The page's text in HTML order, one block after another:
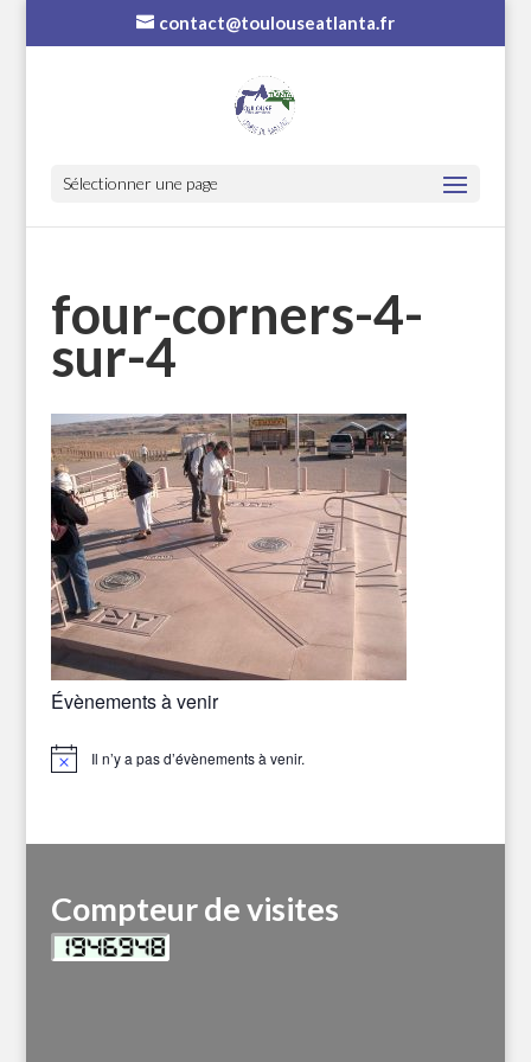
contact@toulouseatlanta.fr
Sélectionner une page
four-corners-4-
sur-4
Évènements à venir
Notice Il n’y a pas d’évènements à venir.
Compteur de visites